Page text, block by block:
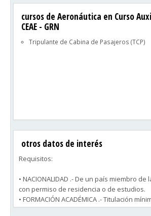
las principales entidades del sector
porcentaje de aprobados y su estrategia
laboral la sitúan como una de las más
cursos de Aeronáutica en Curso
CEAE - GRN
Tripulante de Cabina de Pasajeros (TCP)
otros datos de interés
Requisitos:
• NACIONALIDAD .- De un país miembro
con permiso de residencia o de estudios.
• FORMACIÓN ACADÉMICA .- Titulación
• IDIOMAS.- Imprescindible: Perfecto